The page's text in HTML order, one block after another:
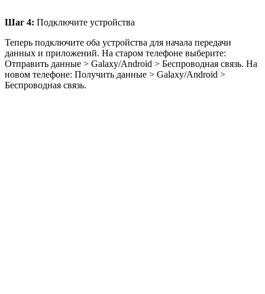
Шаг 4: Подключите устройства
Теперь подключите оба устройства для начала передачи
данных и приложений. На старом телефоне выберите:
Отправить данные > Galaxy/Android > Беспроводная связь. На
новом телефоне: Получить данные > Galaxy/Android >
Беспроводная связь.